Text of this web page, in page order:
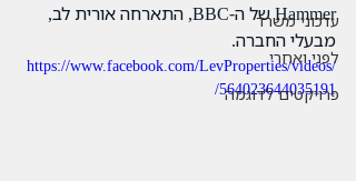
עדכוני משרד
לפני ואחרי
פרויקטים לדוגמה
Hammer של ה-BBC, התארחה אורית לב,
מבעלי החברה.
https://www.facebook.com/LevProperties/videos/
564023644035191/